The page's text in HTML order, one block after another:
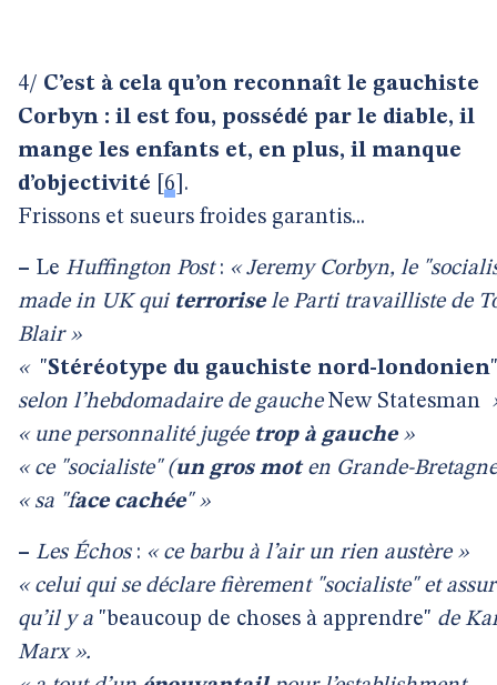
4/ C’est à cela qu’on reconnaît le gauchiste
Corbyn : il est fou, possédé par le diable, il
mange les enfants et, en plus, il manque
d’objectivité
6 .
Frissons et sueurs froides garantis...
– Le Huffington Post: « Jeremy Corbyn, le
made in UK qui terrorisele Parti travailliste de
Blair »
« "Stéréotype du gauchiste nord-londonien"
selon l’hebdomadaire de gauche New Statesman
« une personnalité jugée trop à gauche»
« ce "socialiste" (un gros moten Grande-
« sa "face cachée" »
– Les Échos: « ce barbu à l’air un rien austère »
« celui qui se déclare fièrement "socialiste" et
qu’il y a "beaucoup de choses à apprendre" de
Marx ».